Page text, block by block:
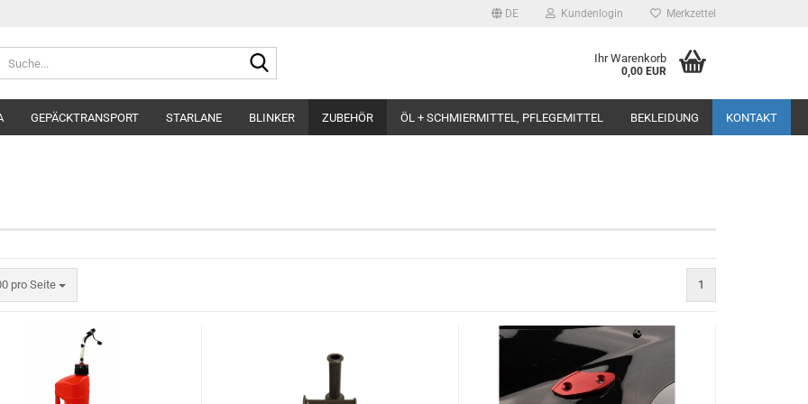
DE Kundenlogin Merkzettel
Ihr Warenkorb
0,00 EUR
GEPÄCKTRANSPORT STARLANE BLINKER ZUBEHÖR ÖL + SCHMIERMITTEL, PFLEGEMITTEL BEKLEIDUNG KONTAKT
pro Seite
Seite 1